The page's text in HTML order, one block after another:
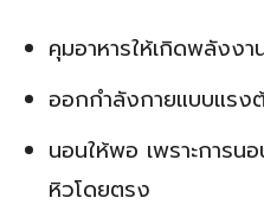
คุมอาหารให้เกิดพลังง
ออกกำลังกายแบบแรง
นอนให้พอ เพราะการน
หิวโดยตรง